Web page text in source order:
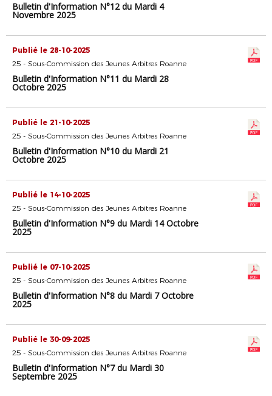
Bulletin d'Information N°12 du Mardi 4
Novembre 2025
Publié le 28-10-2025
25 - Sous-Commission des Jeunes Arbitres Roanne
Bulletin d'Information N°11 du Mardi 28
Octobre 2025
Publié le 21-10-2025
25 - Sous-Commission des Jeunes Arbitres Roanne
Bulletin d'Information N°10 du Mardi 21
Octobre 2025
Publié le 14-10-2025
25 - Sous-Commission des Jeunes Arbitres Roanne
Bulletin d'Information N°9 du Mardi 14 Octobre
2025
Publié le 07-10-2025
25 - Sous-Commission des Jeunes Arbitres Roanne
Bulletin d'Information N°8 du Mardi 7 Octobre
2025
Publié le 30-09-2025
25 - Sous-Commission des Jeunes Arbitres Roanne
Bulletin d'Information N°7 du Mardi 30
Septembre 2025